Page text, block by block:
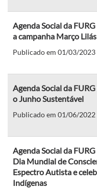
Agenda Social da
a campanha Março
Publicado em 01/03/
Agenda Social da
o Junho Sustentável
Publicado em 01/06/
Agenda Social da
Dia Mundial de
Espectro Autista e
Indígenas